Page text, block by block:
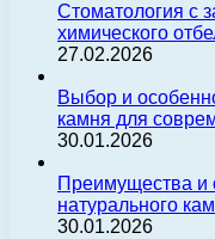
Стоматология с
химического
27.02.2026
Выбор и
камня для
30.01.2026
Преимущества и
натурального
30.01.2026